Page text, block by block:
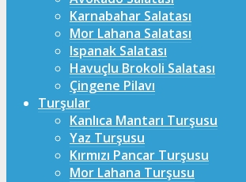
Karnabahar Salatası
Mor Lahana Salatası
Ispanak Salatası
Havuçlu Brokoli Salatası
Çingene Pilavı
Turşular
Kanlıca Mantarı Turşusu
Yaz Turşusu
Kırmızı Pancar Turşusu
Mor Lahana Turşusu